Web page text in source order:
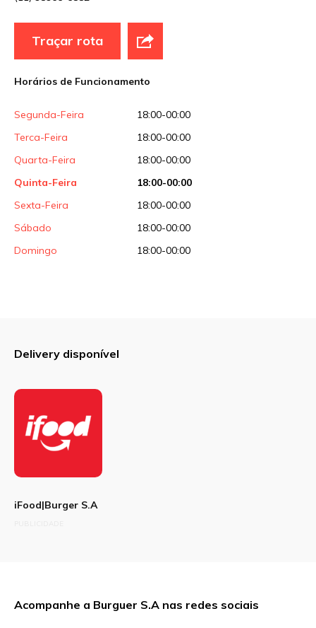
Traçar rota
Horários de Funcionamento
Segunda-Feira
18:00-00:00
Terca-Feira
18:00-00:00
Quarta-Feira
18:00-00:00
Quinta-Feira
18:00-00:00
Sexta-Feira
18:00-00:00
Sábado
18:00-00:00
Domingo
18:00-00:00
Delivery disponível
iFood|Burger S.A
Acompanhe a Burguer S.A nas redes sociais